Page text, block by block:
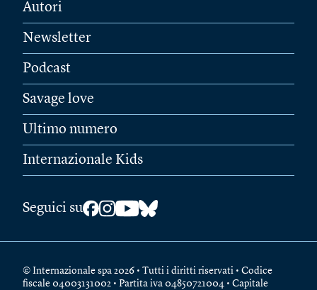
Autori
Newsletter
Podcast
Savage love
Ultimo numero
Internazionale Kids
Seguici su
© Internazionale spa 2026 • Tutti i diritti riservati • Codice
fiscale 04003131002 • Partita iva 04850721004 • Capitale